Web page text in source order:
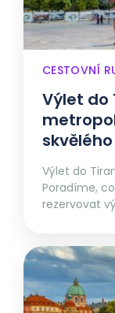
CESTOVNÍ
Výlet do
Výlet do
Poradíme,
rezervovat